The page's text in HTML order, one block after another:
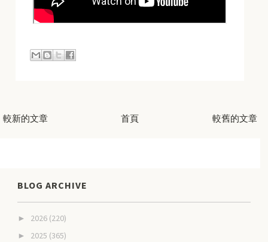
較新的文章 較舊的文章
首頁
BLOG ARCHIVE
► 2026 (220)
► 2025 (365)